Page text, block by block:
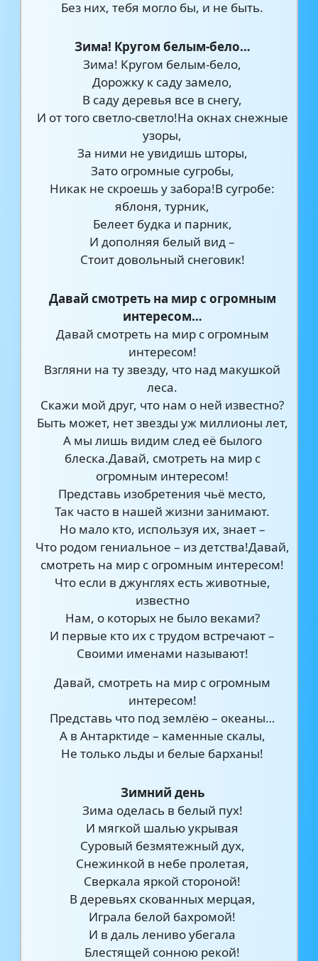
Без них, тебя могло бы, и не быть.
Зима! Кругом белым-бело…
Зима! Кругом белым-бело,
Дорожку к саду замело,
В саду деревья все в снегу,
И от того светло-светло!На окнах снежные
узоры,
За ними не увидишь шторы,
Зато огромные сугробы,
Никак не скроешь у забора!В сугробе:
яблоня, турник,
Белеет будка и парник,
И дополняя белый вид –
Стоит довольный снеговик!
Давай смотреть на мир с огромным
интересом…
Давай смотреть на мир с огромным
интересом!
Взгляни на ту звезду, что над макушкой
леса.
Скажи мой друг, что нам о ней известно?
Быть может, нет звезды уж миллионы лет,
А мы лишь видим след её былого
блеска.Давай, смотреть на мир с
огромным интересом!
Представь изобретения чьё место,
Так часто в нашей жизни занимают.
Но мало кто, используя их, знает –
Что родом гениальное – из детства!Давай,
смотреть на мир с огромным интересом!
Что если в джунглях есть животные,
известно
Нам, о которых не было веками?
И первые кто их с трудом встречают –
Своими именами называют!
Давай, смотреть на мир с огромным
интересом!
Представь что под землёю – океаны…
А в Антарктиде – каменные скалы,
Не только льды и белые барханы!
Зимний день
Зима оделась в белый пух!
И мягкой шалью укрывая
Суровый безмятежный дух,
Снежинкой в небе пролетая,
Сверкала яркой стороной!
В деревьях скованных мерцая,
Играла белой бахромой!
И в даль лениво убегала
Блестящей сонною рекой!